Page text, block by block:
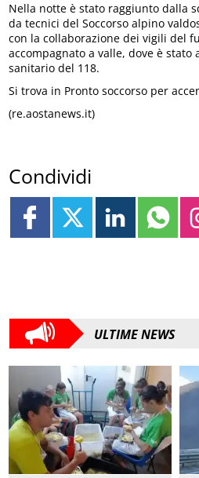
Nella notte è stato raggiunto dalla
da tecnici del Soccorso alpino
con la collaborazione dei vigili del
accompagnato a valle, dove è stato
sanitario del 118.
Si trova in Pronto soccorso per
(re.aostanews.it)
Condividi
ULTIME NEWS